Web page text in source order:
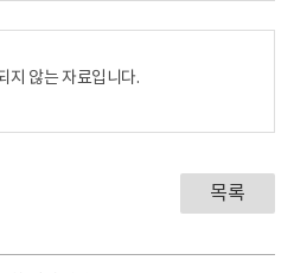
지 않는 자료입니다.
목록